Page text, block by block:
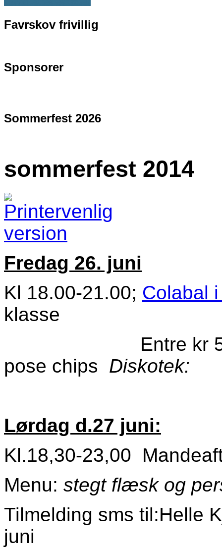
Favrskov frivillig
Sponsorer
Sommerfest 2026
sommerfest 2014
Fredag 26. juni
Kl 18.00-21.00; Colabal
klasse
Entre kr 50,-
pose chips Diskotek:
Lørdag d.27 juni:
Kl.18,30-23,00
Menu: stegt flæsk og
Tilmelding sms til:Helle
juni